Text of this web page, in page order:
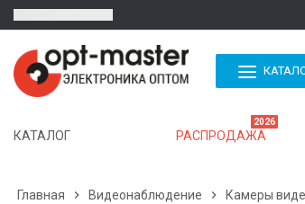
КАТАЛОГ РАСПРОДАЖА
2026
Главная  Видеонаблюдение  Камеры